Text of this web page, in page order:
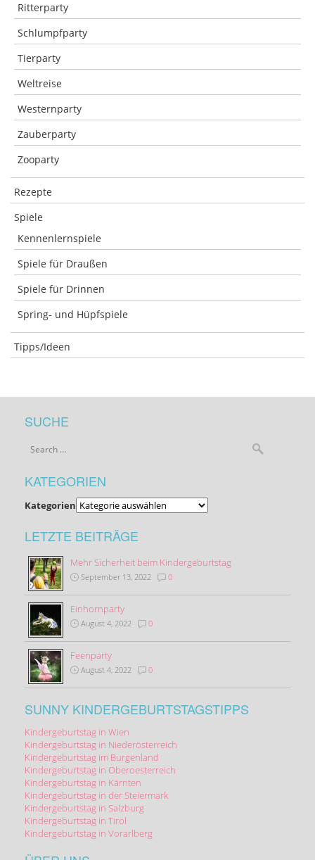
Ritterparty
Schlumpfparty
Tierparty
Weltreise
Westernparty
Zauberparty
Zooparty
Rezepte
Spiele
Kennenlernspiele
Spiele für Draußen
Spiele für Drinnen
Spring- und Hüpfspiele
Tipps/Ideen
SUCHE
KATEGORIEN
Kategorien
LETZTE BEITRÄGE
Mehr Sicherheit beim Kindergeburtstag
September 13, 2022 0
Einhornparty
August 4, 2022 0
Feenparty
August 4, 2022 0
SUNNY KINDERGEBURTSTAGSTIPPS
Kindergeburtstag in Wien
Kindergeburtstag in Niederösterreich
Kindergeburtstag im Burgenland
Kindergeburtstag in Oberoesterreich
Kindergeburtstag in Kärnten
Kindergeburtstag in der Steiermark
Kindergeburtstag in Salzburg
Kindergeburtstag in Tirol
Kindergeburtstag in Vorarlberg